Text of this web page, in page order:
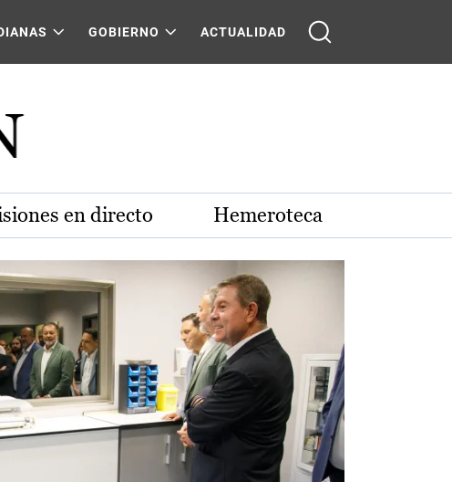
GOBIERNO ACTUALIDAD
en directo Hemeroteca